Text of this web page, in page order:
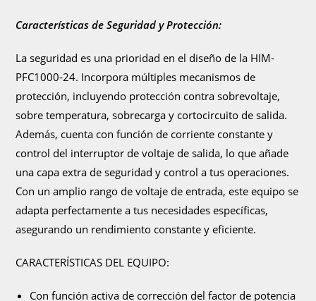
Características de Seguridad y Protección:
La seguridad es una prioridad en el diseño de la HIM-
PFC1000-24. Incorpora múltiples mecanismos de
protección, incluyendo protección contra sobrevoltaje,
sobre temperatura, sobrecarga y cortocircuito de salida.
Además, cuenta con función de corriente constante y
control del interruptor de voltaje de salida, lo que añade
una capa extra de seguridad y control a tus operaciones.
Con un amplio rango de voltaje de entrada, este equipo se
adapta perfectamente a tus necesidades específicas,
asegurando un rendimiento constante y eficiente.
CARACTERÍSTICAS DEL EQUIPO:
Con función activa de corrección del factor de potencia